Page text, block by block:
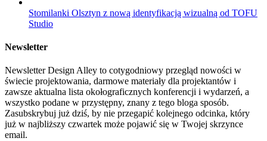
Stomilanki Olsztyn z nową identyfikacją wizualną od TOFU
Studio
Newsletter
Newsletter Design Alley to cotygodniowy przegląd nowości w
świecie projektowania, darmowe materiały dla projektantów i
zawsze aktualna lista okołograficznych konferencji i wydarzeń, a
wszystko podane w przystępny, znany z tego bloga sposób.
Zasubskrybuj już dziś, by nie przegapić kolejnego odcinka, który
już w najbliższy czwartek może pojawić się w Twojej skrzynce
email.